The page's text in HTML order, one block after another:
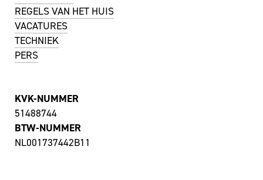
REGELS VAN HET HUIS
VACATURES
TECHNIEK
PERS
KVK-NUMMER
51488744
BTW-NUMMER
NL001737442B11